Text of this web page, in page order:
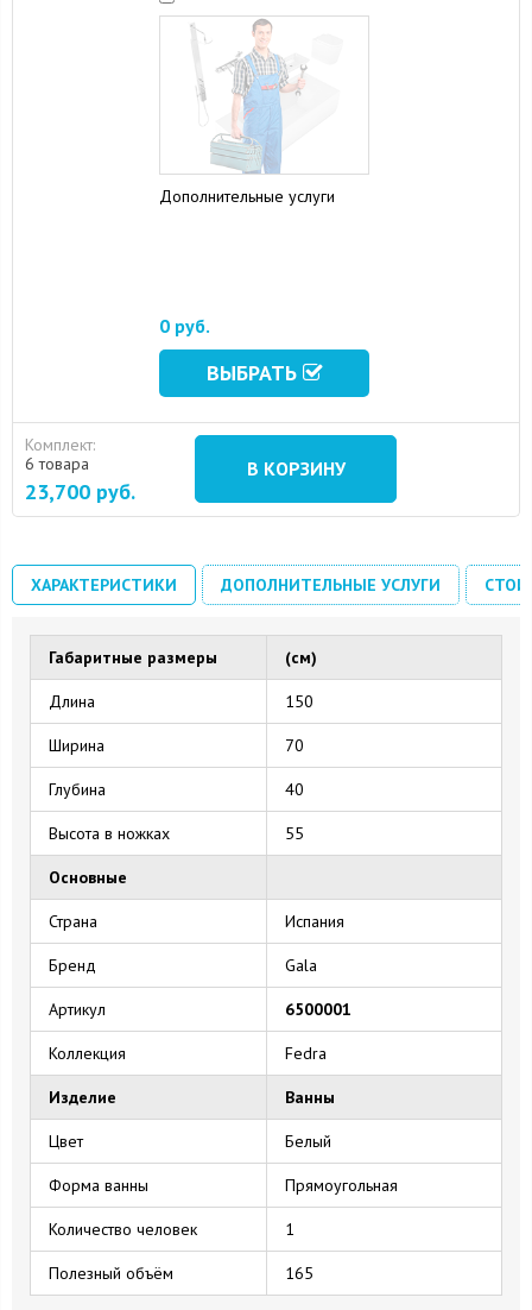
Дополнительные услуги
0 руб.
ВЫБРАТЬ
Комплект:
6 товара
23,700 руб.
В КОРЗИНУ
ХАРАКТЕРИСТИКИ ДОПОЛНИТЕЛЬНЫЕ УСЛУГИ
Габаритные размеры (см)
Длина 150
Ширина 70
Глубина 40
Высота в ножках 55
Основные
Страна Испания
Бренд Gala
Артикул 6500001
Коллекция Fedra
Изделие Ванны
Цвет Белый
Форма ванны Прямоугольная
Количество человек 1
Полезный объём 165